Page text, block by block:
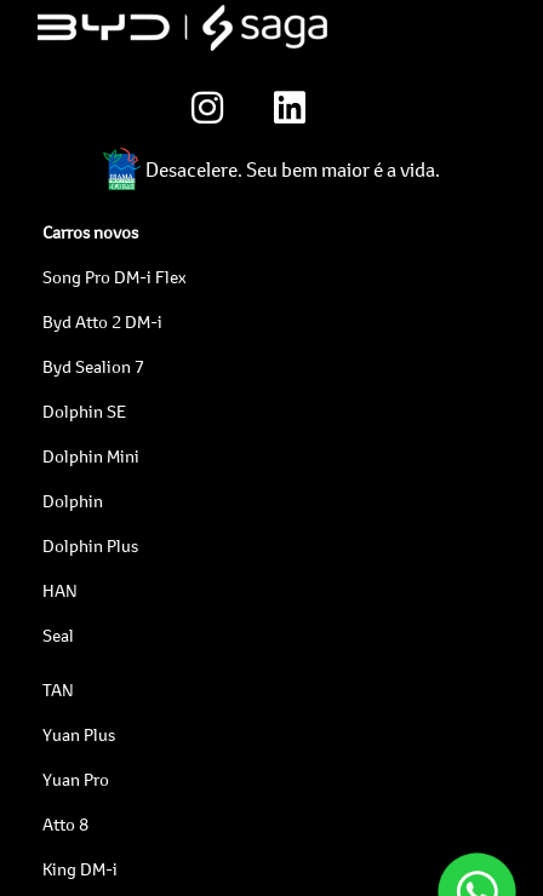
Desacelere. Seu bem maior é a vida.
Carros novos
Song Pro DM-i Flex
Byd Atto 2 DM-i
Byd Sealion 7
Dolphin SE
Dolphin Mini
Dolphin
Dolphin Plus
HAN
Seal
TAN
Yuan Plus
Yuan Pro
Atto 8
King DM-i